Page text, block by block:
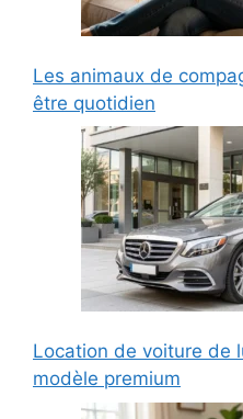
Les animaux de
être quotidien
Location de voiture de
modèle premium